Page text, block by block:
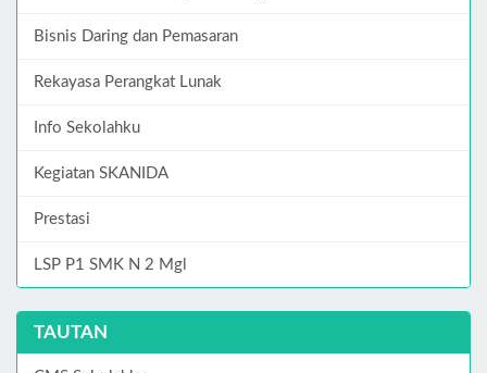
Bisnis Daring dan Pemasaran
Rekayasa Perangkat Lunak
Info Sekolahku
Kegiatan SKANIDA
Prestasi
LSP P1 SMK N 2 Mgl
TAUTAN